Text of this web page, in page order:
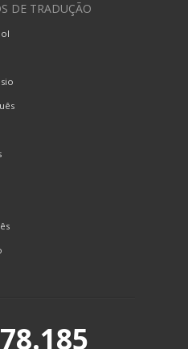
DE TRADUÇÃO